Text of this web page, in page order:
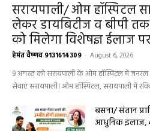
सरायपाली/ ओम हॉस्पिटल
लेकर डायबिटीज व बीपी
को मिलेगा विशेषज्ञ ईलाज
हेमंत वैष्णव 9131614309 - August 6, 2026
9 अगस्त को सरायपाली के ओम हॉस्पिटल में जनरल
सेवाएं सरायपाली। ओम हॉस्पिटल, सरायपाली में
बसना/ संतान
आधुनिक इलाज,